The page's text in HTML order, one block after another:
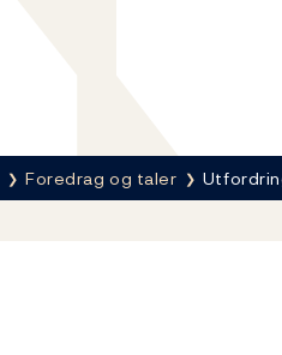
Foredrag og taler